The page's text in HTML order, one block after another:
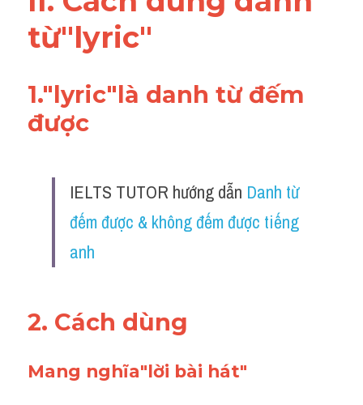
từ"lyric"
1."lyric"là danh từ đếm
được
IELTS TUTOR hướng dẫn Danh từ
đếm được & không đếm được tiếng
anh
2. Cách dùng
Mang nghĩa"lời bài hát"